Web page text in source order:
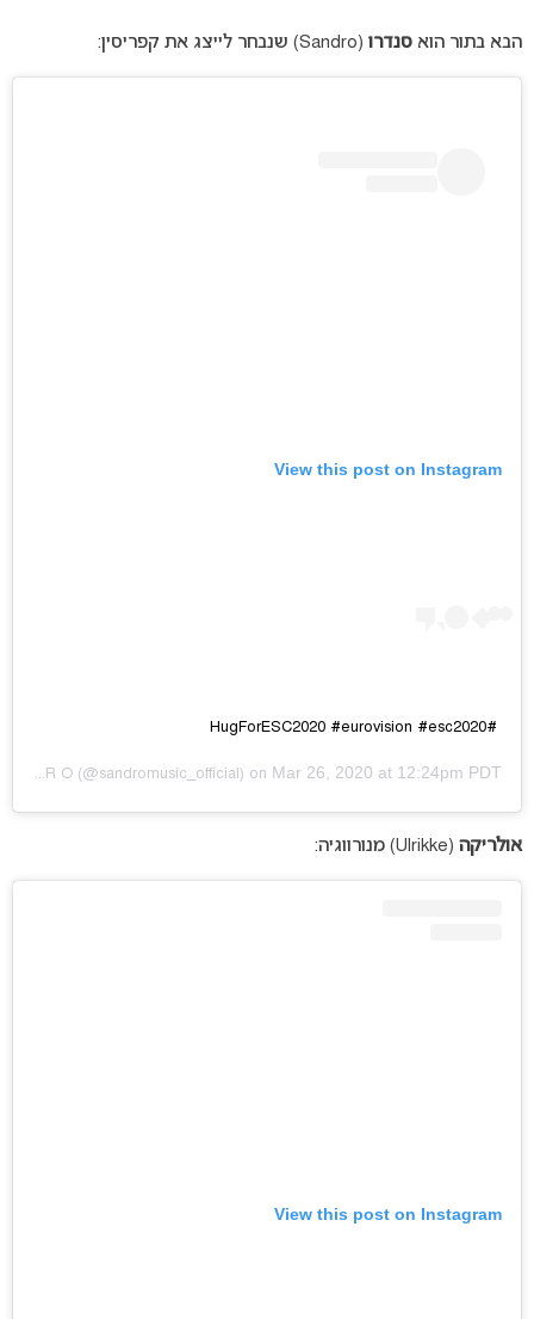
הבא בתור הוא סנדרו (Sandro) שנבחר לייצג את קפריסין:
View this post on Instagram
#HugForESC2020 #eurovision #esc2020
S A N D R O (@sandromusic_official) on Mar 26, 2020 at 12:24pm PDT
אולריקה (Ulrikke) מנורווגיה:
View this post on Instagram